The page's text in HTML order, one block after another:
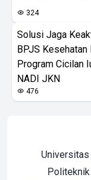
324
Solusi Jaga
BPJS Kesehatan
Program Cicilan
NADI JKN
476
Universitas